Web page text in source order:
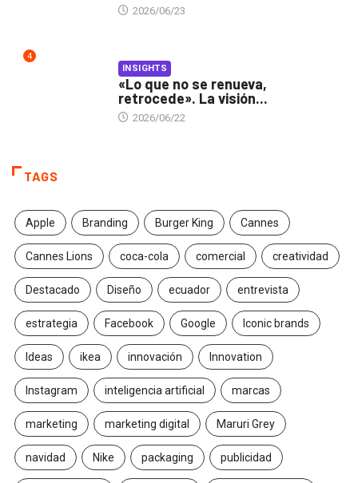
2026/06/23
4
INSIGHTS
«Lo que no se renueva,
retrocede». La visión...
2026/06/22
TAGS
Apple Branding Burger King Cannes
Cannes Lions coca-cola comercial creatividad
Destacado Diseño ecuador entrevista
estrategia Facebook Google Iconic brands
Ideas ikea innovación Innovation
Instagram inteligencia artificial marcas
marketing marketing digital Maruri Grey
navidad Nike packaging publicidad